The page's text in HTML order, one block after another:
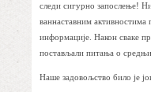
следи сигурно запослење!
ваннаставним
информације. Након сваке
постављали питања о
Наше задовољство било је